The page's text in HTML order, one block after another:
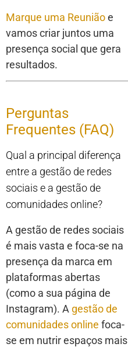
Marque uma Reuniãoe
vamos criar juntos uma
presença social que gera
resultados.
Perguntas
Frequentes (FAQ)
Qual a principal diferença
entre a gestão de redes
sociais e a gestão de
comunidades online?
A gestão de redes sociais
é mais vasta e foca-se na
presença da marca em
plataformas abertas
(como a sua página de
Instagram). A gestão de
comunidades online foca-
se em nutrir espaços mais